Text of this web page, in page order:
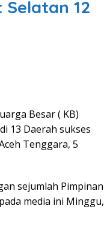
12
Besar ( KB)
13 Daerah sukses
Tenggara, 5
sejumlah Pimpinan
media ini Minggu,